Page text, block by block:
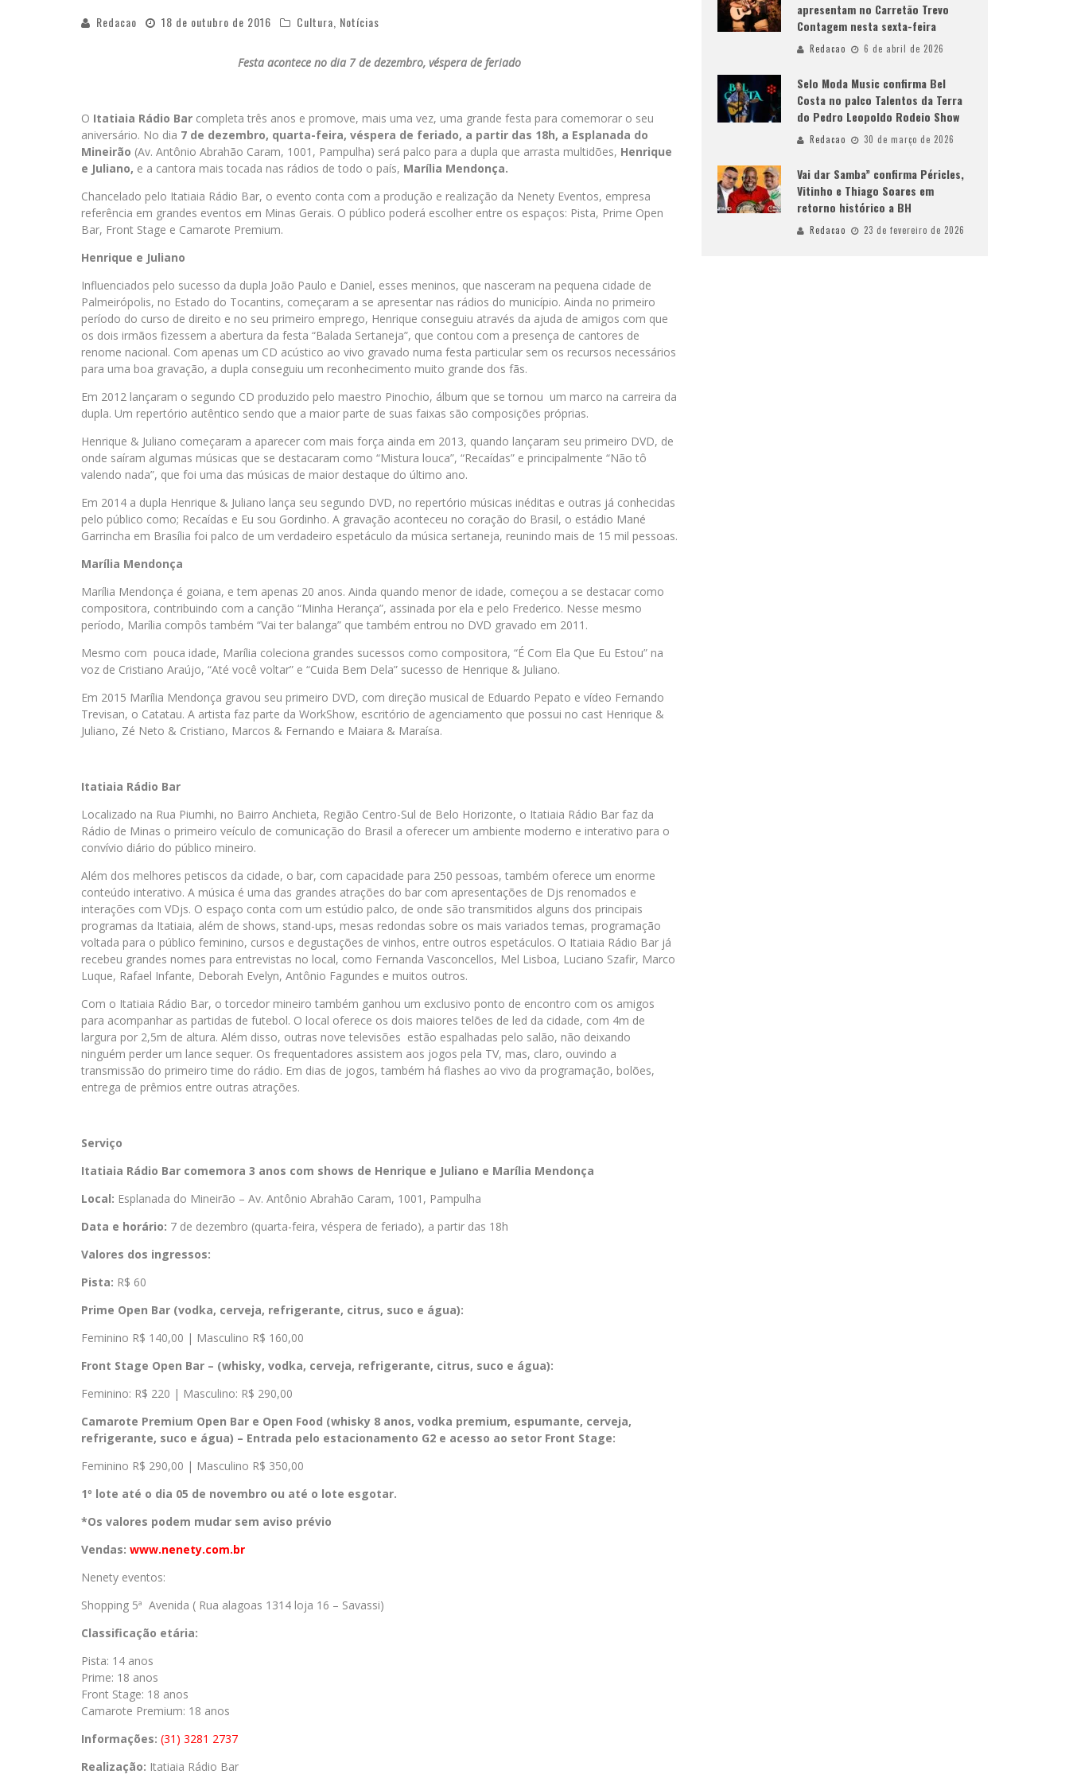
Redacao 18 de outubro de 2016 Cultura, Notícias
Festa acontece no dia 7 de dezembro, véspera de feriado
O Itatiaia Rádio Bar completa três anos e promove, mais uma vez, uma grande festa para comemorar o seu
aniversário. No dia 7 de dezembro, quarta-feira, véspera de feriado, a partir das 18h, a Esplanada do
Mineirão (Av. Antônio Abrahão Caram, 1001, Pampulha) será palco para a dupla que arrasta multidões, Henrique
e Juliano, e a cantora mais tocada nas rádios de todo o país, Marília Mendonça.
Chancelado pelo Itatiaia Rádio Bar, o evento conta com a produção e realização da Nenety Eventos, empresa
referência em grandes eventos em Minas Gerais. O público poderá escolher entre os espaços: Pista, Prime Open
Bar, Front Stage e Camarote Premium.
Henrique e Juliano
Influenciados pelo sucesso da dupla João Paulo e Daniel, esses meninos, que nasceram na pequena cidade de
Palmeirópolis, no Estado do Tocantins, começaram a se apresentar nas rádios do município. Ainda no primeiro
período do curso de direito e no seu primeiro emprego, Henrique conseguiu através da ajuda de amigos com que
os dois irmãos fizessem a abertura da festa “Balada Sertaneja”, que contou com a presença de cantores de
renome nacional. Com apenas um CD acústico ao vivo gravado numa festa particular sem os recursos necessários
para uma boa gravação, a dupla conseguiu um reconhecimento muito grande dos fãs.
Em 2012 lançaram o segundo CD produzido pelo maestro Pinochio, álbum que se tornou um marco na carreira da
dupla. Um repertório autêntico sendo que a maior parte de suas faixas são composições próprias.
Henrique & Juliano começaram a aparecer com mais força ainda em 2013, quando lançaram seu primeiro DVD, de
onde saíram algumas músicas que se destacaram como “Mistura louca”, “Recaídas” e principalmente “Não tô
valendo nada”, que foi uma das músicas de maior destaque do último ano.
Em 2014 a dupla Henrique & Juliano lança seu segundo DVD, no repertório músicas inéditas e outras já conhecidas
pelo público como; Recaídas e Eu sou Gordinho. A gravação aconteceu no coração do Brasil, o estádio Mané
Garrincha em Brasília foi palco de um verdadeiro espetáculo da música sertaneja, reunindo mais de 15 mil pessoas.
Marília Mendonça
Marília Mendonça é goiana, e tem apenas 20 anos. Ainda quando menor de idade, começou a se destacar como
compositora, contribuindo com a canção “Minha Herança”, assinada por ela e pelo Frederico. Nesse mesmo
período, Marília compôs também “Vai ter balanga” que também entrou no DVD gravado em 2011.
Mesmo com pouca idade, Marília coleciona grandes sucessos como compositora, “É Com Ela Que Eu Estou” na
voz de Cristiano Araújo, “Até você voltar” e “Cuida Bem Dela” sucesso de Henrique & Juliano.
Em 2015 Marília Mendonça gravou seu primeiro DVD, com direção musical de Eduardo Pepato e vídeo Fernando
Trevisan, o Catatau. A artista faz parte da WorkShow, escritório de agenciamento que possui no cast Henrique &
Juliano, Zé Neto & Cristiano, Marcos & Fernando e Maiara & Maraísa.
Itatiaia Rádio Bar
Localizado na Rua Piumhi, no Bairro Anchieta, Região Centro-Sul de Belo Horizonte, o Itatiaia Rádio Bar faz da
Rádio de Minas o primeiro veículo de comunicação do Brasil a oferecer um ambiente moderno e interativo para o
convívio diário do público mineiro.
Além dos melhores petiscos da cidade, o bar, com capacidade para 250 pessoas, também oferece um enorme
conteúdo interativo. A música é uma das grandes atrações do bar com apresentações de Djs renomados e
interações com VDjs. O espaço conta com um estúdio palco, de onde são transmitidos alguns dos principais
programas da Itatiaia, além de shows, stand-ups, mesas redondas sobre os mais variados temas, programação
voltada para o público feminino, cursos e degustações de vinhos, entre outros espetáculos. O Itatiaia Rádio Bar já
recebeu grandes nomes para entrevistas no local, como Fernanda Vasconcellos, Mel Lisboa, Luciano Szafir, Marco
Luque, Rafael Infante, Deborah Evelyn, Antônio Fagundes e muitos outros.
Com o Itatiaia Rádio Bar, o torcedor mineiro também ganhou um exclusivo ponto de encontro com os amigos
para acompanhar as partidas de futebol. O local oferece os dois maiores telões de led da cidade, com 4m de
largura por 2,5m de altura. Além disso, outras nove televisões estão espalhadas pelo salão, não deixando
ninguém perder um lance sequer. Os frequentadores assistem aos jogos pela TV, mas, claro, ouvindo a
transmissão do primeiro time do rádio. Em dias de jogos, também há flashes ao vivo da programação, bolões,
entrega de prêmios entre outras atrações.
Serviço
Itatiaia Rádio Bar comemora 3 anos com shows de Henrique e Juliano e Marília Mendonça
Local: Esplanada do Mineirão – Av. Antônio Abrahão Caram, 1001, Pampulha
Data e horário: 7 de dezembro (quarta-feira, véspera de feriado), a partir das 18h
Valores dos ingressos:
Pista: R$ 60
Prime Open Bar (vodka, cerveja, refrigerante, citrus, suco e água):
Feminino R$ 140,00 | Masculino R$ 160,00
Front Stage Open Bar – (whisky, vodka, cerveja, refrigerante, citrus, suco e água):
Feminino: R$ 220 | Masculino: R$ 290,00
Camarote Premium Open Bar e Open Food (whisky 8 anos, vodka premium, espumante, cerveja,
refrigerante, suco e água) – Entrada pelo estacionamento G2 e acesso ao setor Front Stage:
Feminino R$ 290,00 | Masculino R$ 350,00
1º lote até o dia 05 de novembro ou até o lote esgotar.
*Os valores podem mudar sem aviso prévio
Vendas: www.nenety.com.br
Nenety eventos:
Shopping 5ª Avenida ( Rua alagoas 1314 loja 16 – Savassi)
Classificação etária:
Pista: 14 anos
Prime: 18 anos
Front Stage: 18 anos
Camarote Premium: 18 anos
Informações: (31) 3281 2737
Realização: Itatiaia Rádio Bar
apresentam no Carretão Trevo
Contagem nesta sexta-feira
Redacao 6 de abril de 2026
Selo Moda Music confirma Bel
Costa no palco Talentos da Terra
do Pedro Leopoldo Rodeio Show
Redacao 30 de março de 2026
Vai dar Samba” confirma Péricles,
Vitinho e Thiago Soares em
retorno histórico a BH
Redacao 23 de fevereiro de 2026